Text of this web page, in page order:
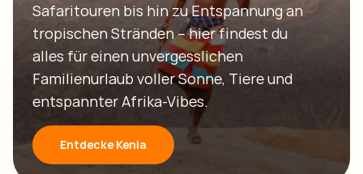
Safaritouren bis hin zu Entspannung an
tropischen Stränden – hier findest du
alles für einen unvergesslichen
Familienurlaub voller Sonne, Tiere und
entspannter Afrika-Vibes.
Entdecke Kenia